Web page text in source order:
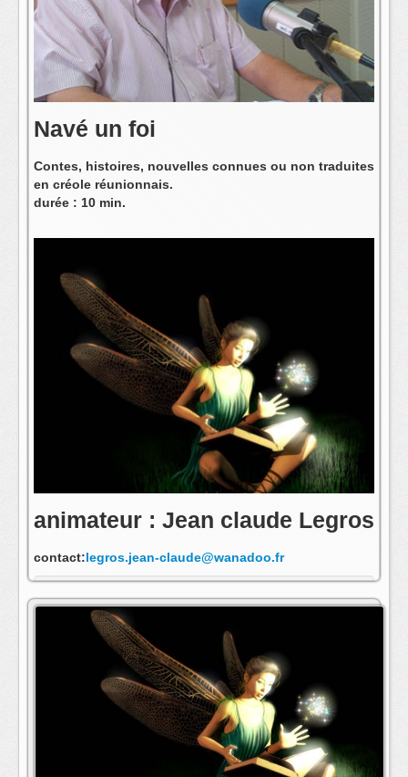
L'équipe
Navé un foi
Contes, histoires, nouvelles connues ou non traduites
en créole réunionnais.
durée : 10 min.
animateur : Jean claude Legros
contact:legros.jean-claude@wanadoo.fr
s'abonner au fil rss de cette emission: